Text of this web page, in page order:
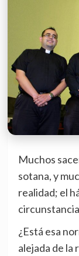
Muchos
sotana, y
realidad; el
¿Está esa
alejada de la